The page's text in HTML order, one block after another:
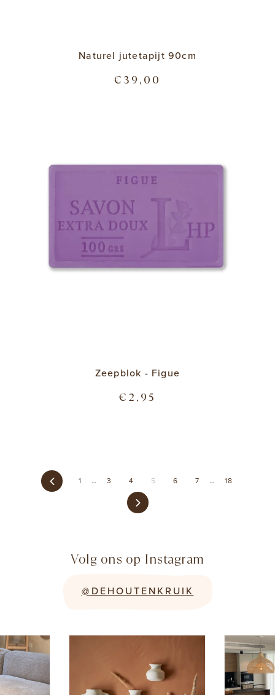
Naturel jutetapijt 90cm
€39,00
Zeepblok - Figue
€2,95
Previous
1 … 3 4 5 6 7 … 18
Next
Volg ons op Instagram
@DEHOUTENKRUIK